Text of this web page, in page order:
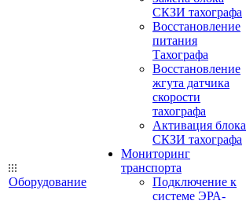
Оборудование
СКЗИ тахографа
Восстановление
питания
Тахографа
Восстановление
жгута датчика
скорости
тахографа
Активация блока
СКЗИ тахографа
Мониторинг
транспорта
Подключение к
системе ЭРА-